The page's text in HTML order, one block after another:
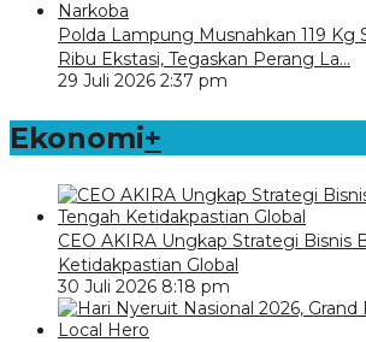
Polda Lampung Musnahkan 119 Kg
Ribu Ekstasi, Tegaskan Perang La…
29 Juli 2026 2:37 pm
Ekonomi+
CEO AKIRA Ungkap Strategi Bisnis
Ketidakpastian Global
30 Juli 2026 8:18 pm